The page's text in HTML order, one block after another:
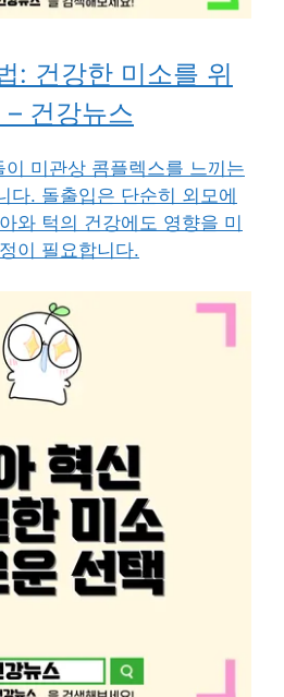
: 건강한 미소를 위
건강뉴스
미관상 콤플렉스를 느끼는
다. 돌출입은 단순히 외모에
와 턱의 건강에도 영향을 미
이 필요합니다.